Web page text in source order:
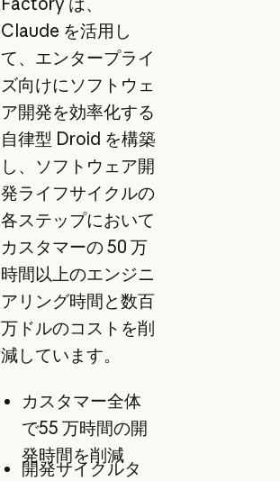
Claude を活用し
て、エンタープライ
ズ向けにソフトウェ
ア開発を効率化する
自律型 Droid を構築
し、ソフトウェア開
発ライフサイクルの
各ステップにおいて
カスタマーの 50 万
時間以上のエンジニ
アリング時間と数百
万ドルのコストを削
減しています。
カスタマー全体
で55 万時間の開
発時間を削減
開発サイクルタ